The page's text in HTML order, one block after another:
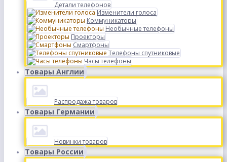
Детали телефонов
Изменители голоса
Коммуникаторы
Необычные телефоны
Проекторы
Смартфоны
Телефоны спутниковые
Часы телефоны
Товары Англии
Распродажа товаров
Товары Германии
Новинки товаров
Товары России